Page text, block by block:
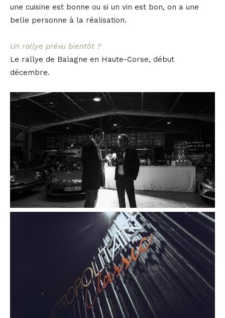
une cuisine est bonne ou si un vin est bon, on a une
belle personne à la réalisation.
Un rallye prévu bientôt ?
Le rallye de Balagne en Haute-Corse, début
décembre.